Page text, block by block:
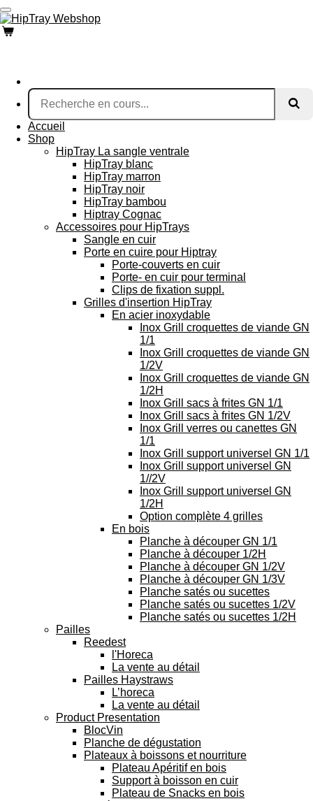
Passer
au
contenu
Accueil
Shop
HipTray La sangle ventrale
HipTray blanc
HipTray marron
HipTray noir
HipTray bambou
Hiptray Cognac
Accessoires pour HipTrays
Sangle en cuir
Porte en cuire pour Hiptray
Porte-couverts en cuir
Porte- en cuir pour terminal
Clips de fixation suppl.
Grilles d'insertion HipTray
En acier inoxydable
Inox Grill croquettes de viande GN
1/1
Inox Grill croquettes de viande GN
1/2V
Inox Grill croquettes de viande GN
1/2H
Inox Grill sacs à frites GN 1/1
Inox Grill sacs à frites GN 1/2V
Inox Grill verres ou canettes GN
1/1
Inox Grill support universel GN 1/1
Inox Grill support universel GN
1//2V
Inox Grill support universel GN
1/2H
Option complète 4 grilles
En bois
Planche à découper GN 1/1
Planche à découper 1/2H
Planche à découper GN 1/2V
Planche à découper GN 1/3V
Planche satés ou sucettes
Planche satés ou sucettes 1/2V
Planche satés ou sucettes 1/2H
Pailles
Reedest
l'Horeca
La vente au détail
Pailles Haystraws
L’horeca
La vente au détail
Product Presentation
BlocVin
Planche de dégustation
Plateaux à boissons et nourriture
Plateau Apéritif en bois
Support à boisson en cuir
Plateau de Snacks en bois